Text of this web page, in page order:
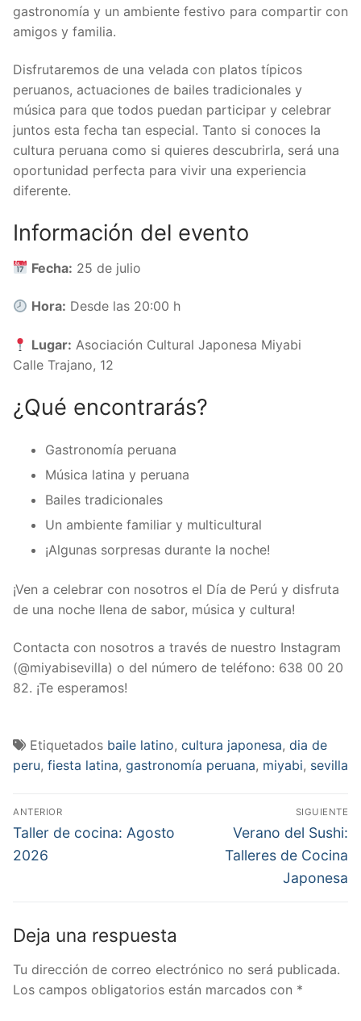
gastronomía y un ambiente festivo para compartir con
amigos y familia.
Disfrutaremos de una velada con platos típicos
peruanos, actuaciones de bailes tradicionales y
música para que todos puedan participar y celebrar
juntos esta fecha tan especial. Tanto si conoces la
cultura peruana como si quieres descubrirla, será una
oportunidad perfecta para vivir una experiencia
diferente.
Información del evento
Fecha: 25 de julio
Hora: Desde las 20:00 h
Lugar: Asociación Cultural Japonesa Miyabi
Calle Trajano, 12
¿Qué encontrarás?
Gastronomía peruana
Música latina y peruana
Bailes tradicionales
Un ambiente familiar y multicultural
¡Algunas sorpresas durante la noche!
¡Ven a celebrar con nosotros el Día de Perú y disfruta
de una noche llena de sabor, música y cultura!
Contacta con nosotros a través de nuestro Instagram
(@miyabisevilla) o del número de teléfono: 638 00 20
82. ¡Te esperamos!
Etiquetados baile latino, cultura japonesa, dia de
peru, fiesta latina, gastronomía peruana, miyabi, sevilla
Navegación
de
entradas
ANTERIOR
Entrada
anterior:
Taller de cocina: Agosto
2026
SIGUIENTE
Entrada
siguiente:
Verano del Sushi:
Talleres de Cocina
Japonesa
Deja una respuesta
Tu dirección de correo electrónico no será publicada.
Los campos obligatorios están marcados con *